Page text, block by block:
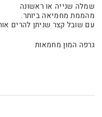
שמלה שנייה או ראשונה
מהממת מחמיאה ביותר.
עם שובל קצר שניתן להרים
גרפה המון מחמאות